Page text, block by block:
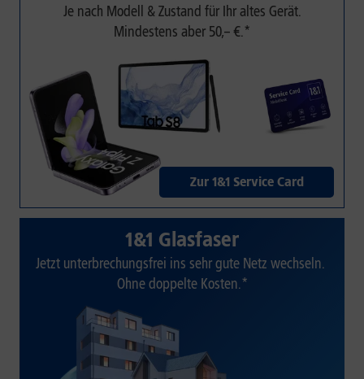
Je nach Modell & Zustand für Ihr altes Gerät.
Mindestens aber 50,– €.*
Zur 1&1 Service Card
1&1 Glasfaser
Jetzt unterbrechungsfrei ins sehr gute Netz wechseln.
Ohne doppelte Kosten.*